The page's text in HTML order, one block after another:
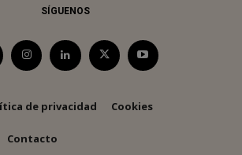
SÍGUENOS
de privacidad Cookies
Contacto